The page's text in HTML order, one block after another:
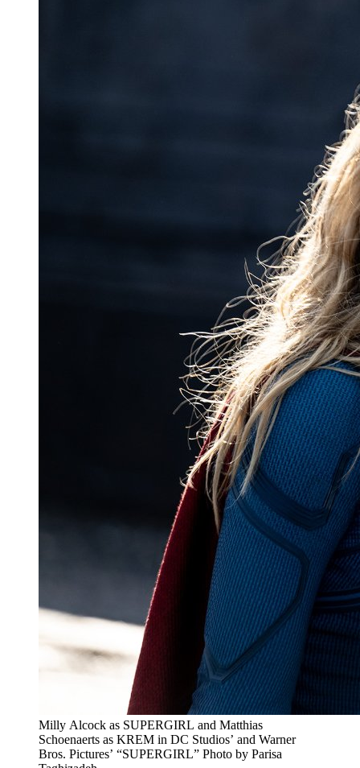
Milly Alcock as SUPERGIRL and Matthias
Schoenaerts as KREM in DC Studios’ and Warner
Bros. Pictures’ “SUPERGIRL” Photo by Parisa